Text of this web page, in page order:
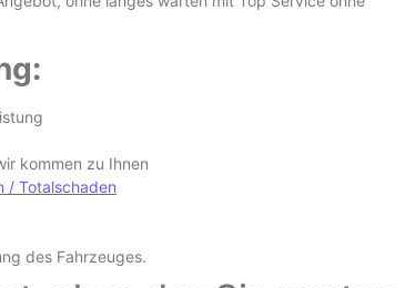
kommen zu Ihnen
/ Totalschaden
des Fahrzeuges.